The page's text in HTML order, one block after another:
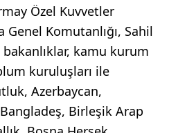
Özel Kuvvetler
Genel Komutanlığı, Sahil
kamu kurum
kuruluşları ile
Azerbaycan,
Birleşik Arap